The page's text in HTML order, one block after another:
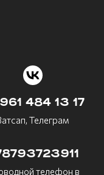
484 13 17
Телеграм
телефон в